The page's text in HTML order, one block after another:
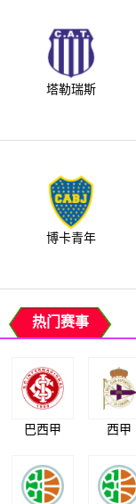
塔勒瑞斯
博卡青年
热门赛事
巴西甲 西甲